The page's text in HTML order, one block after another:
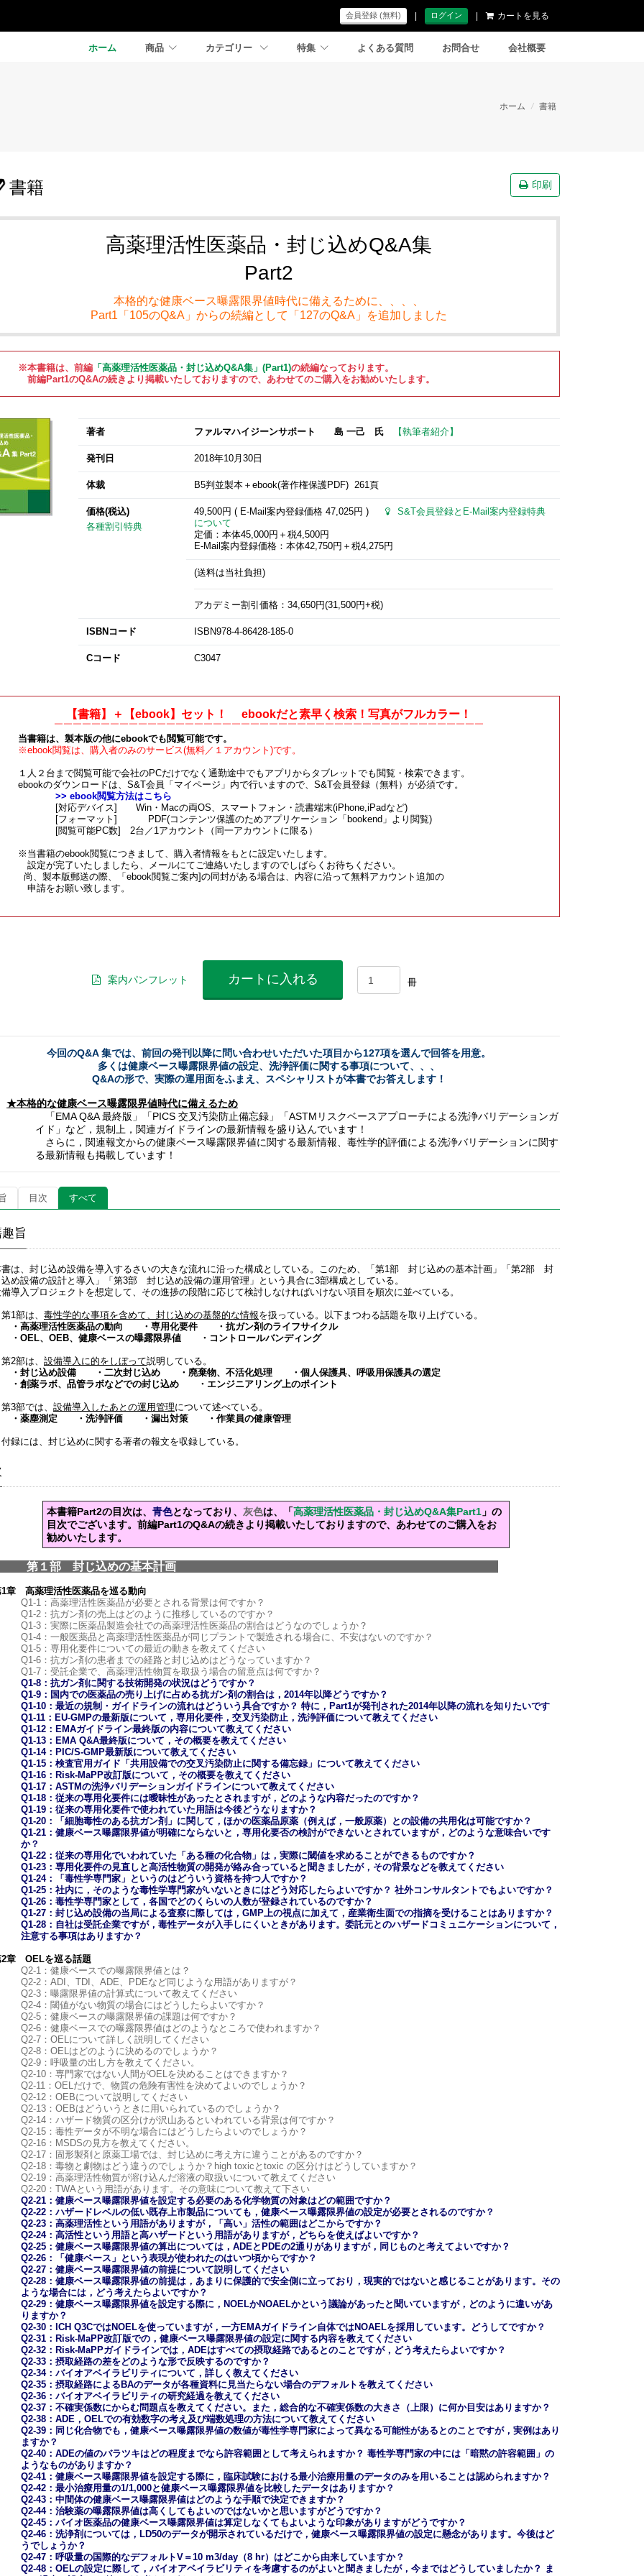
会員登録 (無料) | ログイン | カートを見る
ホーム 商品 カテゴリー 特集 よくある質問 お問合せ 会社概要
ホーム / 書籍
書籍 印刷
高薬理活性医薬品・封じ込めQ&A集
Part2
本格的な健康ベース曝露限界値時代に備えるために、、、、
Part1「105のQ&A」からの続編として「127のQ&A」を追加しました
※本書籍は、前編 「高薬理活性医薬品・封じ込めQ&A集」(Part1)の続編なっております。
前編Part1のQ&Aの続きより掲載いたしておりますので、あわせてのご購入をお勧めいたします。
著者 ファルマハイジーンサポート 島 一己 氏 【執筆者紹介】
発刊日 2018年10月30日
体裁 B5判並製本＋ebook(著作権保護PDF) 261頁
価格(税込)
各種割引特典
49,500円 ( E-Mail案内登録価格 47,025円 )
S&T会員登録とE-Mail案内登録特典
について
定価：本体45,000円＋税4,500円
E-Mail案内登録価格：本体42,750円＋税4,275円
(送料は当社負担)
アカデミー割引価格：34,650円(31,500円+税)
ISBNコード ISBN978-4-86428-185-0
Cコード C3047
【書籍】＋【ebook】セット！ ebookだと素早く検索！写真がフルカラー！
￣￣￣￣￣￣￣￣￣￣￣￣￣￣￣￣￣￣￣￣￣￣￣￣￣￣￣￣￣￣￣￣￣￣￣￣￣￣￣￣￣￣￣￣￣￣
当書籍は、製本版の他にebookでも閲覧可能です。
※ebook閲覧は、購入者のみのサービス(無料／１アカウント)です。
１人２台まで閲覧可能で会社のPCだけでなく通勤途中でもアプリからタブレットでも閲覧・検索できます。
ebookのダウンロードは、S&T会員「マイページ」内で行いますので、S&T会員登録（無料）が必須です。
>> ebook閲覧方法はこちら
[対応デバイス] Win・Macの両OS、スマートフォン・読書端末(iPhone,iPadなど)
[フォーマット] PDF(コンテンツ保護のためアプリケーション「 bookend 」より閲覧)
[閲覧可能PC数] 2台／1アカウント（同一アカウントに限る）
※当書籍のebook閲覧につきまして、購入者情報をもとに設定いたします。
設定が完了いたしましたら、メールにてご連絡いたしますのでしばらくお待ちください。
尚、製本版郵送の際、「ebook閲覧ご案内]の同封がある場合は、内容に沿って無料アカウント追加の
申請をお願い致します。
案内パンフレット カートに入れる 冊
今回のQ&A 集では、前回の発刊以降に問い合わせいただいた項目から127項を選んで回答を用意。
多くは健康ベース曝露限界値の設定、洗浄評価に関する事項について、、、
Q&Aの形で、実際の運用面をふまえ、スペシャリストが本書でお答えします！
★本格的な健康ベース曝露限界値時代に備えるため
「EMA Q&A 最終版」「PICS 交叉汚染防止備忘録」「ASTMリスクベースアプローチによる洗浄バリデーションガ
イド」など，規制上，関連ガイドラインの最新情報を盛り込んでいます！
さらに，関連報文からの健康ベース曝露限界値に関する最新情報、毒性学的評価による洗浄バリデーションに関す
る最新情報も掲載しています！
目次 すべて
旨
書は、封じ込め設備を導入するさいの大きな流れに沿った構成としている。このため、「第1部 封じ込めの基本計画」「第2部 封
め設備の設計と導入」「第3部 封じ込め設備の運用管理」という具合に3部構成としている。
導入プロジェクトを想定して、その進捗の段階に応じて検討しなければいけない項目を順次に並べている。
1部は、 毒性学的な事項を含めて、封じ込めの基盤的な情報を扱っている。以下まつわる話題を取り上げている。
高薬理活性医薬品の動向 ・専用化要件 ・抗ガン剤のライフサイクル
OEL、OEB、健康ベースの曝露限界値 ・コントロールバンディング
2部は、 設備導入に的をしぼって説明している。
封じ込め設備 ・二次封じ込め ・廃棄物、不活化処理 ・個人保護具、呼吸用保護具の選定
創薬ラボ、品管ラボなどでの封じ込め ・エンジニアリング上のポイント
3部では、 設備導入したあとの運用管理について述べている。
・薬塵測定 ・洗浄評価 ・漏出対策 ・作業員の健康管理
録には、封じ込めに関する著者の報文を収録している。
本書籍Part2の目次は、 青色となっており、 灰色は、「高薬理活性医薬品・封じ込めQ&A集Part1」の
目次でございます。前編Part1のQ&Aの続きより掲載いたしておりますので、あわせてのご購入をお
勧めいたします。
１部 封じ込めの基本計画
1章 高薬理活性医薬品を巡る動向
Q1-1：高薬理活性医薬品が必要とされる背景は何ですか？
Q1-2：抗ガン剤の売上はどのように推移しているのですか？
Q1-3：実際に医薬品製造会社での高薬理活性医薬品の割合はどうなのでしょうか？
Q1-4：一般医薬品と高薬理活性医薬品が同じプラントで製造される場合に、不安はないのですか？
Q1-5：専用化要件についての最近の動きを教えてください
Q1-6：抗ガン剤の患者までの経路と封じ込めはどうなっていますか？
Q1-7：受託企業で、高薬理活性物質を取扱う場合の留意点は何ですか？
Q1-8：抗ガン剤に関する技術開発の状況はどうですか？
Q1-9：国内での医薬品の売り上げに占める抗ガン剤の割合は，2014年以降どうですか？
Q1-10：最近の規制・ガイドラインの流れはどういう具合ですか？ 特に，Part1が発刊された2014年以降の流れを知りたいです
Q1-11：EU-GMPの最新版について，専用化要件，交叉汚染防止，洗浄評価について教えてください
Q1-12：EMAガイドライン最終版の内容について教えてください
Q1-13：EMA Q&A最終版について，その概要を教えてください
Q1-14：PIC/S-GMP最新版について教えてください
Q1-15：検査官用ガイド「共用設備での交叉汚染防止に関する備忘録」について教えてください
Q1-16：Risk-MaPP改訂版について，その概要を教えてください
Q1-17：ASTMの洗浄バリデーションガイドラインについて教えてください
Q1-18：従来の専用化要件には曖昧性があったとされますが，どのような内容だったのですか？
Q1-19：従来の専用化要件で使われていた用語は今後どうなりますか？
Q1-20：「細胞毒性のある抗ガン剤」に関して，ほかの医薬品原薬（例えば，一般原薬）との設備の共用化は可能ですか？
Q1-21：健康ベース曝露限界値が明確にならないと，専用化要否の検討ができないとされていますが，どのような意味合いです
か？
Q1-22：従来の専用化でいわれていた「ある種の化合物」は，実際に閾値を求めることができるものですか？
Q1-23：専用化要件の見直しと高活性物質の開発が絡み合っていると聞きましたが，その背景などを教えてください
Q1-24：「毒性学専門家」というのはどういう資格を持つ人ですか？
Q1-25：社内に，そのような毒性学専門家がいないときにはどう対応したらよいですか？ 社外コンサルタントでもよいですか？
Q1-26：毒性学専門家として，各国でどのくらいの人数が登録されているのですか？
Q1-27：封じ込め設備の当局による査察に際しては，GMP上の視点に加えて，産業衛生面での指摘を受けることはありますか？
Q1-28：自社は受託企業ですが，毒性データが入手しにくいときがあります。委託元とのハザードコミュニケーションについて，
注意する事項はありますか？​
2章 OELを巡る話題
Q2-1：健康ベースでの曝露限界値とは？
Q2-2：ADI、TDI、ADE、PDEなど同じような用語がありますが？
Q2-3：曝露限界値の計算式について教えてください
Q2-4：閾値がない物質の場合にはどうしたらよいですか？
Q2-5：健康ベースの曝露限界値の課題は何ですか？
Q2-6：健康ベースでの曝露限界値はどのようなところで使われますか？
Q2-7：OELについて詳しく説明してください
Q2-8：OELはどのように決めるのでしょうか？
Q2-9：呼吸量の出し方を教えてください。
Q2-10：専門家ではない人間がOELを決めることはできますか？
Q2-11：OELだけで、物質の危険有害性を決めてよいのでしょうか？
Q2-12：OEBについて説明してください
Q2-13：OEBはどういうときに用いられているのでしょうか？
Q2-14：ハザード物質の区分けが沢山あるといわれている背景は何ですか？
Q2-15：毒性データが不明な場合にはどうしたらよいのでしょうか？
Q2-16：MSDSの見方を教えてください。
Q2-17：固形製剤と原薬工場では、封じ込めに考え方に違うことがあるのですか？
Q2-18：毒物と劇物はどう違うのでしょうか？high toxicとtoxic の区分けはどうしていますか？
Q2-19：高薬理活性物質が溶け込んだ溶液の取扱いについて教えてください
Q2-20：TWAという用語があります。その意味について教えて下さい
Q2-21：健康ベース曝露限界値を設定する必要のある化学物質の対象はどの範囲ですか？
Q2-22：ハザードレベルの低い既存上市製品についても，健康ベース曝露限界値の設定が必要とされるのですか？
Q2-23：高薬理活性という用語がありますが，「高い」活性の範囲はどこからですか？
Q2-24：高活性という用語と高ハザードという用語がありますが，どちらを使えばよいですか？
Q2-25：健康ベース曝露限界値の算出については，ADEとPDEの2通りがありますが，同じものと考えてよいですか？
Q2-26：「健康ベース」という表現が使われたのはいつ頃からですか？
Q2-27：健康ベース曝露限界値の前提について説明してください
Q2-28：健康ベース曝露限界値の前提は，あまりに保護的で安全側に立っており，現実的ではないと感じることがあります。その
ような場合には，どう考えたらよいですか？
Q2-29：健康ベース曝露限界値を設定する際に，NOELかNOAELかという議論があったと聞いていますが，どのように違いがあ
りますか？
Q2-30：ICH Q3CではNOELを使っていますが，一方EMAガイドライン自体ではNOAELを採用しています。どうしてですか？
Q2-31：Risk-MaPP改訂版での，健康ベース曝露限界値の設定に関する内容を教えてください
Q2-32：Risk-MaPPガイドラインでは，ADEはすべての摂取経路であるとのことですが，どう考えたらよいですか？
Q2-33：摂取経路の差をどのような形で反映するのですか？
Q2-34：バイオアベイラビリティについて，詳しく教えてください
Q2-35：摂取経路によるBAのデータが各種資料に見当たらない場合のデフォルトを教えてください
Q2-36：バイオアベイラビリティの研究経過を教えてください
Q2-37：不確実係数にからむ問題点を教えてください。また，総合的な不確実係数の大きさ（上限）に何か目安はありますか？
Q2-38：ADE，OELでの有効数字の考え及び端数処理の方法について教えてください
Q2-39：同じ化合物でも，健康ベース曝露限界値の数値が毒性学専門家によって異なる可能性があるとのことですが，実例はあり
ますか？
Q2-40：ADEの値のバラツキはどの程度までなら許容範囲として考えられますか？ 毒性学専門家の中には「暗黙の許容範囲」の
ようなものがありますか？
Q2-41：健康ベース曝露限界値を設定する際に，臨床試験における最小治療用量のデータのみを用いることは認められますか？
Q2-42：最小治療用量の1/1,000と健康ベース曝露限界値を比較したデータはありますか？
Q2-43：中間体の健康ベース曝露限界値はどのような手順で決定できますか？
Q2-44：治験薬の曝露限界値は高くしてもよいのではないかと思いますがどうですか？
Q2-45：バイオ医薬品の健康ベース曝露限界値は算定しなくてもよいような印象がありますがどうですか？
Q2-46：洗浄剤については，LD50のデータが開示されているだけで，健康ベース曝露限界値の設定に懸念があります。今後はど
うでしょうか？
Q2-47：呼吸量の国際的なデフォルトV＝10 m3/day（8 hr）はどこから由来していますか？
Q2-48：OELの設定に際して，バイオアベイラビリティを考慮するのがよいと聞きましたが，今まではどうしていましたか？ ま